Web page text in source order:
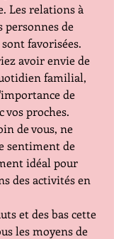
Les relations à
personnes de
favorisées.
avoir envie de
familial,
de
vos proches.
de vous, ne
sentiment de
idéal pour
des activités en
et des bas cette
les moyens de